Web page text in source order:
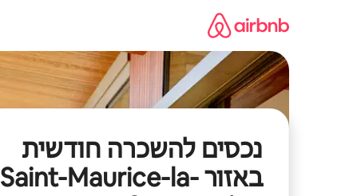
נכסים להשכרה חודשית
באזור Saint-Maurice-la-